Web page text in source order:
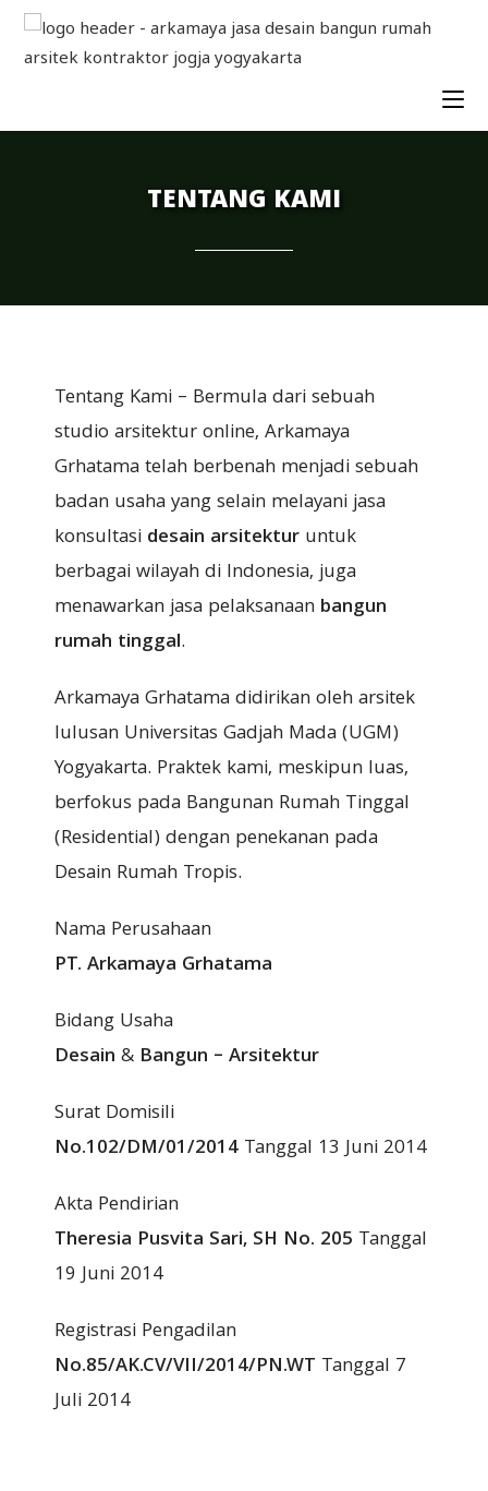
Skip
content
TENTANG KAMI
Tentang Kami – Bermula dari sebuah
studio arsitektur online, Arkamaya
Grhatama telah berbenah menjadi sebuah
badan usaha yang selain melayani jasa
konsultasi desain arsitektur untuk
berbagai wilayah di Indonesia, juga
menawarkan jasa pelaksanaan bangun
rumah tinggal.
Arkamaya Grhatama didirikan oleh arsitek
lulusan Universitas Gadjah Mada (UGM)
Yogyakarta. Praktek kami, meskipun luas,
berfokus pada Bangunan Rumah Tinggal
(Residential) dengan penekanan pada
Desain Rumah Tropis.
Nama Perusahaan
PT. Arkamaya Grhatama
Bidang Usaha
Desain & Bangun – Arsitektur
Surat Domisili
No.102/DM/01/2014 Tanggal 13 Juni 2014
Akta Pendirian
Theresia Pusvita Sari, SH No. 205 Tanggal
19 Juni 2014
Registrasi Pengadilan
No.85/AK.CV/VII/2014/PN.WT Tanggal 7
Juli 2014